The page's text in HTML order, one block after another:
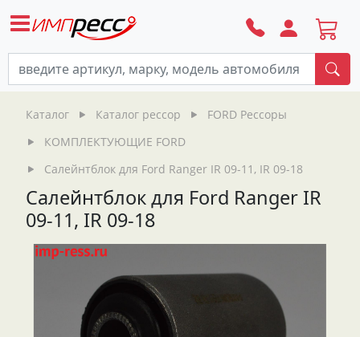
Каталог Каталог рессор
FORD Рессоры
КОМПЛЕКТУЮЩИЕ FORD
Салейнтблок для Ford Ranger IR 09-11, IR 09-18
Салейнтблок для Ford Ranger IR
09-11, IR 09-18